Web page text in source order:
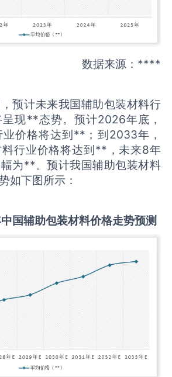
数据来源：****
预计未来我国辅助包装材料行
现**态势。预计2026年底，
价格将达到**；到2033年，
行业价格将达到**，未来8年
为**。预计我国辅助包装材料
如下图所示：
国辅助包装材料价格走势预测